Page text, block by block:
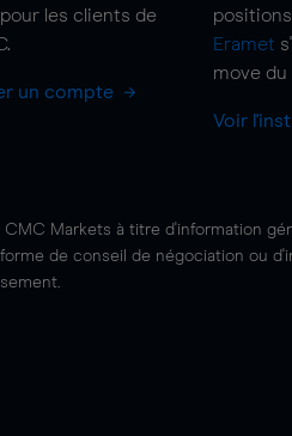
les clients de
un compte
Eramet
move du
Voir
Markets à titre d'information
de conseil de négociation ou